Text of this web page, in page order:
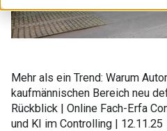
Mehr als ein Trend: Warum
kaufmännischen Bereich neu
Rückblick | Online Fach-Erfa
und KI im Controlling | 12.11.25